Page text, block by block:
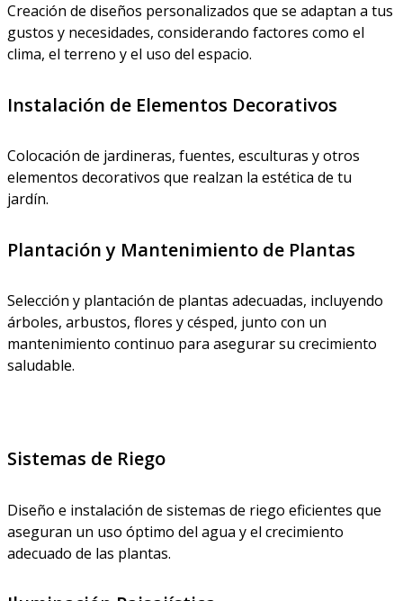
Creación de diseños personalizados que se adaptan a tus
gustos y necesidades, considerando factores como el
clima, el terreno y el uso del espacio.
Instalación de Elementos Decorativos
Colocación de jardineras, fuentes, esculturas y otros
elementos decorativos que realzan la estética de tu
jardín.
Plantación y Mantenimiento de Plantas
Selección y plantación de plantas adecuadas, incluyendo
árboles, arbustos, flores y césped, junto con un
mantenimiento continuo para asegurar su crecimiento
saludable.
Sistemas de Riego
Diseño e instalación de sistemas de riego eficientes que
aseguran un uso óptimo del agua y el crecimiento
adecuado de las plantas.